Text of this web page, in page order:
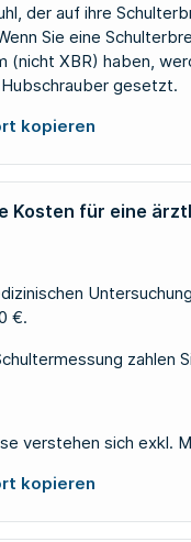
der auf ihre
Sie eine
(nicht XBR) haben,
gesetzt.
kopieren
Kosten für eine
€.
zahlen
verstehen sich exkl.
kopieren